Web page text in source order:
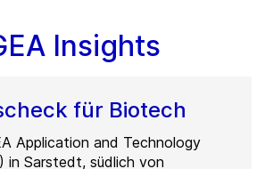
Insights
für Biotech
Application and Technology
in Sarstedt, südlich von